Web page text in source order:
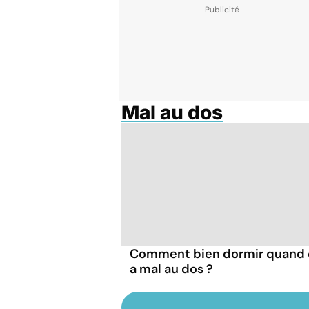
Mal au dos
Comment bien dormir quand
a mal au dos ?